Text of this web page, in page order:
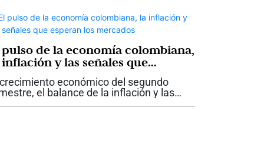
pulso de la economía colombiana,
y las señales que
los mercados
económico del segundo
el balance de la inflación y las